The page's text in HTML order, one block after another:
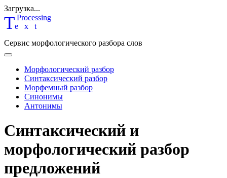
Загрузка...
Text
Processing
Сервис морфологического разбора слов
Морфологический разбор
Синтаксический разбор
Морфемный разбор
Синонимы
Антонимы
Синтаксический и
морфологический разбор
предложений